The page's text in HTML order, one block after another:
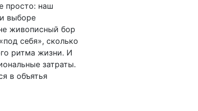
просто: наш
выборе
живописный бор
себя», сколько
ритма жизни. И
затраты.
в объятья